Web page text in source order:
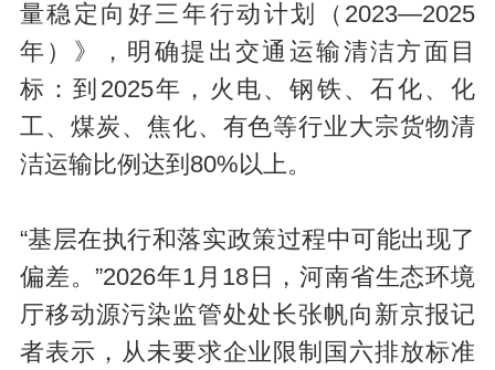
i
d
量稳定向好三年行动计划（2023—2025
年）》，明确提出交通运输清洁方面目
标：到2025年，火电、钢铁、石化、化
工、煤炭、焦化、有色等行业大宗货物清
洁运输比例达到80%以上。
“基层在执行和落实政策过程中可能出现了
偏差。”2026年1月18日，河南省生态环境
厅移动源污染监管处处长张帆向新京报记
者表示，从未要求企业限制国六排放标准